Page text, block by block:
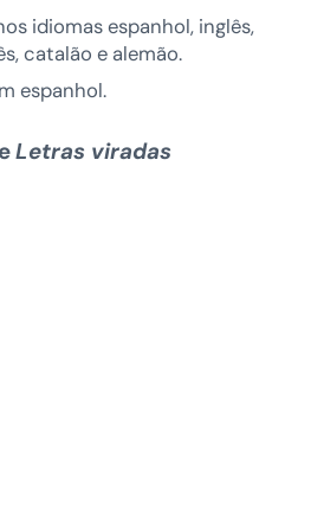
idiomas espanhol, inglês,
catalão e alemão.
espanhol.
Letras viradas